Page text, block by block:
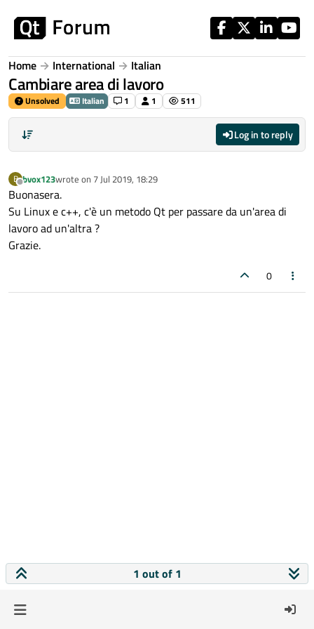
Home International Italian
Cambiare area di lavoro
Unsolved Italian 1 1 511
Log in to reply
B
Offline
bvox123wrote on 7 Jul 2019, 18:29
last edited by
Buonasera.
Su Linux e c++, c'è un metodo Qt per passare da un'area di
lavoro ad un'altra ?
Grazie.
0
1 out of 1